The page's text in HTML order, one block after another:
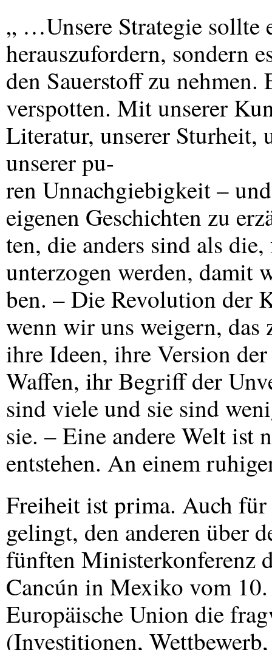
„ …Unsere Strategie sollte
herauszufordern, sondern
den Sauerstoff zu nehmen.
verspotten. Mit unserer
Literatur, unserer Sturheit,
unserer pu-
ren Unnachgiebigkeit –
eigenen Geschichten zu
ten, die anders sind als
unterzogen werden, damit
ben. – Die Revolution der
wenn wir uns weigern, das
ihre Ideen, ihre Version
Waffen, ihr Begriff der
sind viele und sie sind
sie. – Eine andere Welt ist
entstehen. An einem
Freiheit ist prima. Auch für
gelingt, den anderen über
fünften Ministerkonferenz
Cancún in Mexiko vom
Europäische Union die
(Investitionen,